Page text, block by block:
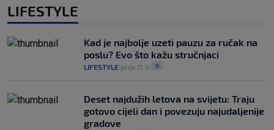
LIFESTYLE
Kad je najbolje uzeti pauzu za ručak na
poslu? Evo što kažu stručnjaci
LIFESTYLE prije 11 h 0
Deset najdužih letova na svijetu: Traju
gotovo cijeli dan i povezuju najudaljenije
gradove